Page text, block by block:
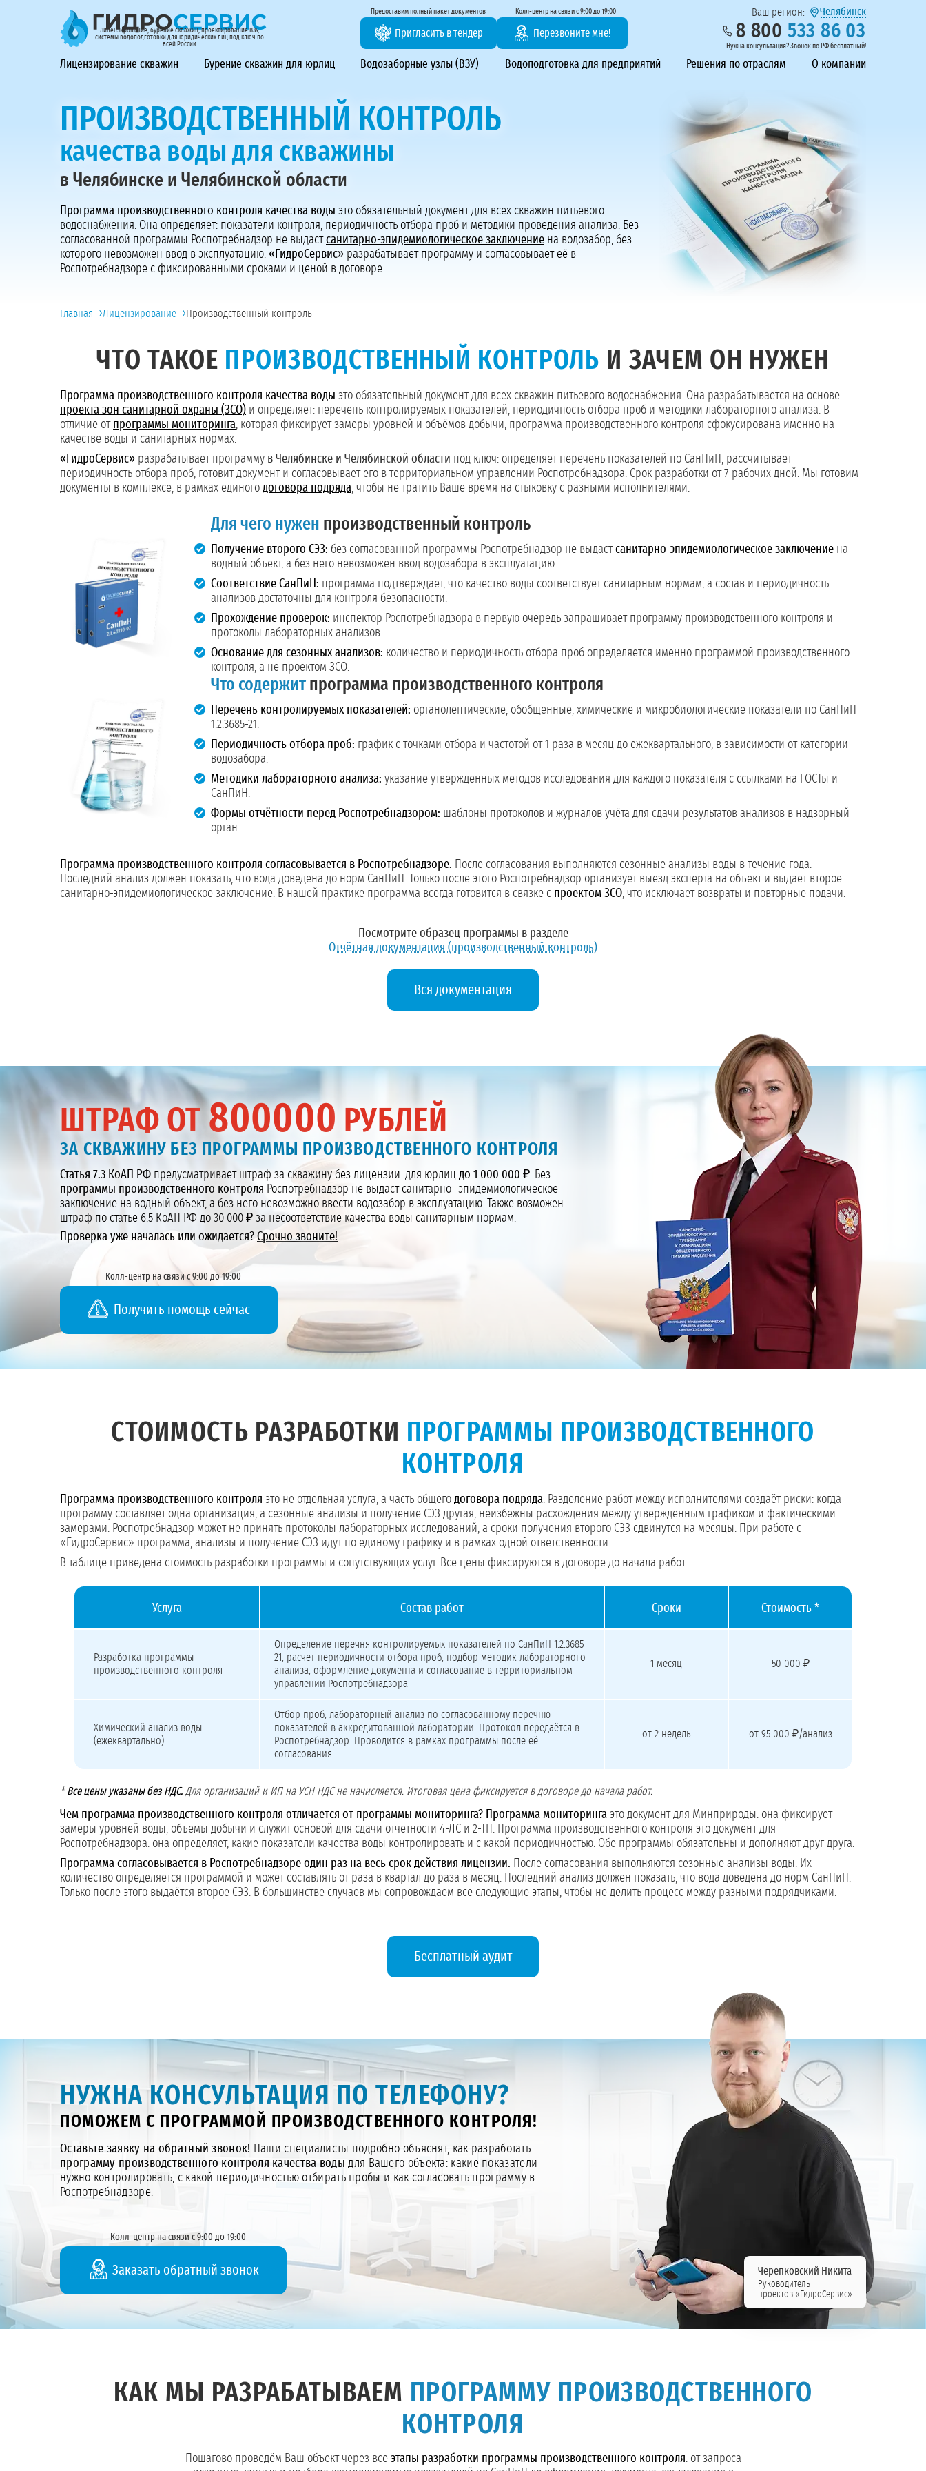
Лицензирование, бурение скважин, проектирование ВЗУ,
системы водоподготовки для юридических лиц под ключ по
всей России
Предоставим полный пакет документов
Пригласить в тендер
Колл-центр на связи с 9:00 до 19:00
Перезвоните мне!
Ваш регион: Челябинск
8 800 533 86 03
Нужна консультация? Звонок по РФ бесплатный!
ГидроСервис - лицензирование, бурение скважин, проектирование ВЗУ, системы водоподготовки
Лицензирование скважин Бурение скважин для юрлиц Водозаборные узлы (ВЗУ) Водоподготовка для предприятий Решения по отраслям О компании
ПРОИЗВОДСТВЕННЫЙ КОНТРОЛЬ
качества воды для скважины
в Челябинске и Челябинской области
Программа производственного контроля качества воды это обязательный документ для всех скважин питьевого
водоснабжения. Она определяет: показатели контроля, периодичность отбора проб и методики проведения анализа. Без
согласованной программы Роспотребнадзор не выдастсанитарно-эпидемиологическое заключение на водозабор, без
которого невозможен ввод в эксплуатацию. «ГидроСервис» разрабатывает программу и согласовывает её в
Роспотребнадзоре с фиксированными сроками и ценой в договоре.
Пригласить в тендер
Колл-центр на связи с 9:00 до 19:00
Перезвоните нам
Главная ›Лицензирование ›Производственный контроль
ЧТО ТАКОЕ ПРОИЗВОДСТВЕННЫЙ КОНТРОЛЬ И ЗАЧЕМ ОН НУЖЕН
Программа производственного контроля качества воды это обязательный документ для всех скважин питьевого водоснабжения. Она разрабатывается на основе
проекта зон санитарной охраны (ЗСО) и определяет: перечень контролируемых показателей, периодичность отбора проб и методики лабораторного анализа. В
отличие от программы мониторинга, которая фиксирует замеры уровней и объёмов добычи, программа производственного контроля сфокусирована именно на
качестве воды и санитарных нормах.
«ГидроСервис» разрабатывает программу в Челябинске и Челябинской области под ключ: определяет перечень показателей по СанПиН, рассчитывает
периодичность отбора проб, готовит документ и согласовывает его в территориальном управлении Роспотребнадзора. Срок разработки от 7 рабочих дней. Мы готовим
документы в комплексе, в рамках единого договора подряда, чтобы не тратить Ваше время на стыковку с разными исполнителями.
Для чего нужен производственный контроль
Получение второго СЭЗ: без согласованной программы Роспотребнадзор не выдастсанитарно-эпидемиологическое заключение на
водный объект, а без него невозможен ввод водозабора в эксплуатацию.
Соответствие СанПиН: программа подтверждает, что качество воды соответствует санитарным нормам, а состав и периодичность
анализов достаточны для контроля безопасности.
Прохождение проверок: инспектор Роспотребнадзора в первую очередь запрашивает программу производственного контроля и
протоколы лабораторных анализов.
Основание для сезонных анализов: количество и периодичность отбора проб определяется именно программой производственного
контроля, а не проектом ЗСО.
Что содержит программа производственного контроля
Перечень контролируемых показателей: органолептические, обобщённые, химические и микробиологические показатели по СанПиН
1.2.3685-21.
Периодичность отбора проб: график с точками отбора и частотой от 1 раза в месяц до ежеквартального, в зависимости от категории
водозабора.
Методики лабораторного анализа: указание утверждённых методов исследования для каждого показателя с ссылками на ГОСТы и
СанПиН.
Формы отчётности перед Роспотребнадзором: шаблоны протоколов и журналов учёта для сдачи результатов анализов в надзорный
орган.
Программа производственного контроля согласовывается в Роспотребнадзоре. После согласования выполняются сезонные анализы воды в течение года.
Последний анализ должен показать, что вода доведена до норм СанПиН. Только после этого Роспотребнадзор организует выезд эксперта на объект и выдаёт второе
санитарно-эпидемиологическое заключение. В нашей практике программа всегда готовится в связке с проектом ЗСО, что исключает возвраты и повторные подачи.
Посмотрите образец программы в разделе
Отчётная документация (производственный контроль)
Вся документация
ШТРАФ ОТ 800000 РУБЛЕЙ
ЗА СКВАЖИНУ БЕЗ ПРОГРАММЫ ПРОИЗВОДСТВЕННОГО КОНТРОЛЯ
Статья 7.3 КоАП РФ предусматривает штраф за скважину без лицензии: для юрлиц до 1 000 000 ₽. Без
программы производственного контроля Роспотребнадзор не выдаст санитарно- эпидемиологическое
заключение на водный объект, а без него невозможно ввести водозабор в эксплуатацию. Также возможен
штраф по статье 6.5 КоАП РФ до 30 000 ₽ за несоответствие качества воды санитарным нормам.
Проверка уже началась или ожидается? Срочно звоните!
Колл-центр на связи с 9:00 до 19:00
Получить помощь сейчас
СТОИМОСТЬ РАЗРАБОТКИ
ПРОГРАММЫ ПРОИЗВОДСТВЕННОГО
КОНТРОЛЯ
Программа производственного контроля это не отдельная услуга, а часть общего договора подряда. Разделение работ между исполнителями создаёт риски: когда
программу составляет одна организация, а сезонные анализы и получение СЭЗ другая, неизбежны расхождения между утверждённым графиком и фактическими
замерами. Роспотребнадзор может не принять протоколы лабораторных исследований, а сроки получения второго СЭЗ сдвинутся на месяцы. При работе с
«ГидроСервис» программа, анализы и получение СЭЗ идут по единому графику и в рамках одной ответственности.
В таблице приведена стоимость разработки программы и сопутствующих услуг. Все цены фиксируются в договоре до начала работ.
Услуга Состав работ Сроки Стоимость *
Разработка программы
производственного контроля
Определение перечня контролируемых показателей по СанПиН 1.2.3685-
21, расчёт периодичности отбора проб, подбор методик лабораторного
анализа, оформление документа и согласование в территориальном
управлении Роспотребнадзора
1 месяц 50 000 ₽
Химический анализ воды
(ежеквартально)
Отбор проб, лабораторный анализ по согласованному перечню
показателей в аккредитованной лаборатории. Протокол передаётся в
Роспотребнадзор. Проводится в рамках программы после её
согласования
от 2 недель от 95 000 ₽/анализ
*Все цены указаны без НДС. Для организаций и ИП на УСН НДС не начисляется. Итоговая цена фиксируется в договоре до начала работ.
Чем программа производственного контроля отличается от программы мониторинга? Программа мониторинга это документ для Минприроды: она фиксирует
замеры уровней воды, объёмы добычи и служит основой для сдачи отчётности 4-ЛС и 2-ТП. Программа производственного контроля это документ для
Роспотребнадзора: она определяет, какие показатели качества воды контролировать и с какой периодичностью. Обе программы обязательны и дополняют друг друга.
Программа согласовывается в Роспотребнадзоре один раз на весь срок действия лицензии. После согласования выполняются сезонные анализы воды. Их
количество определяется программой и может составлять от раза в квартал до раза в месяц. Последний анализ должен показать, что вода доведена до норм СанПиН.
Только после этого выдаётся второе СЭЗ. В большинстве случаев мы сопровождаем все следующие этапы, чтобы не делить процесс между разными подрядчиками.
Бесплатный аудит
НУЖНА КОНСУЛЬТАЦИЯ ПО ТЕЛЕФОНУ?
ПОМОЖЕМ С ПРОГРАММОЙ ПРОИЗВОДСТВЕННОГО КОНТРОЛЯ!
Оставьте заявку на обратный звонок! Наши специалисты подробно объяснят, как разработать
программу производственного контроля качества воды для Вашего объекта: какие показатели
нужно контролировать, с какой периодичностью отбирать пробы и как согласовать программу в
Роспотребнадзоре.
Колл-центр на связи с 9:00 до 19:00
Заказать обратный звонок Черепковский Никита
Руководитель
проектов «ГидроСервис»
КАК МЫ РАЗРАБАТЫВАЕМ ПРОГРАММУ ПРОИЗВОДСТВЕННОГО
КОНТРОЛЯ
Пошагово проведём Ваш объект через все этапы разработки программы производственного контроля: от запроса